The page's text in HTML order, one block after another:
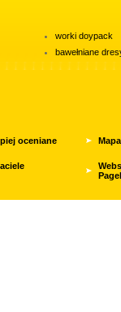
worki doypack
bawełniane
oceniane